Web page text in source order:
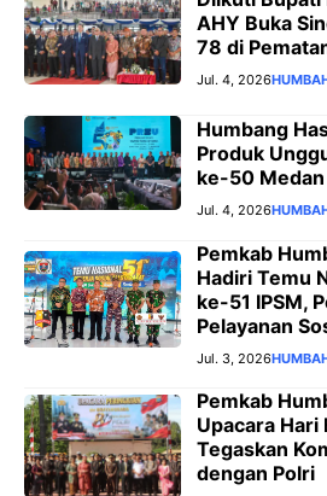
AHY Buka
78 di
Jul. 4, 2026
Humbang
Produk
ke-50 Medan
Jul. 4, 2026
Pemkab
Hadiri Temu
ke-51 IPSM,
Pelayanan
Jul. 3, 2026
Pemkab
Upacara
Tegaskan
dengan Polri